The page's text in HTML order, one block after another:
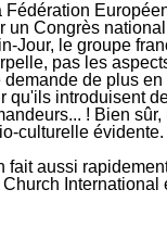
Fédération
un Congrès
Jour, le groupe
pas les
demande de plus
qu'ils introduisent
! Bien
culturelle évidente.
fait aussi
Church International